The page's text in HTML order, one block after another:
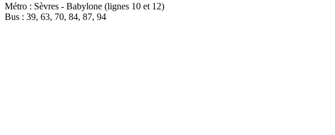
Métro : Sèvres - Babylone (lignes 10 et 12)
Bus : 39, 63, 70, 84, 87, 94